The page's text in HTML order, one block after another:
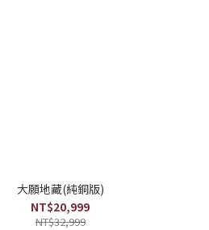
大願地藏(純銅版)
NT$20,999
NT$32,999